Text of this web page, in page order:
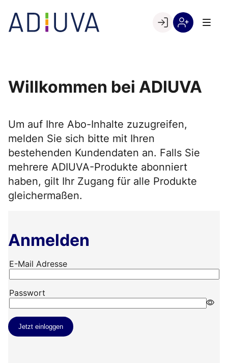
content
Go to landing page.
Willkommen bei ADIUVA
Um auf Ihre Abo-Inhalte zuzugreifen,
melden Sie sich bitte mit Ihren
bestehenden Kundendaten an. Falls Sie
mehrere ADIUVA-Produkte abonniert
haben, gilt Ihr Zugang für alle Produkte
gleichermaßen.
Anmelden